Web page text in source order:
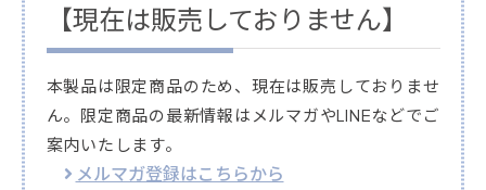
【現在は販売しておりません】
本製品は限定商品のため、現在は販売しておりませ
ん。限定商品の最新情報はメルマガやLINEなどでご
案内いたします。
メルマガ登録はこちらから